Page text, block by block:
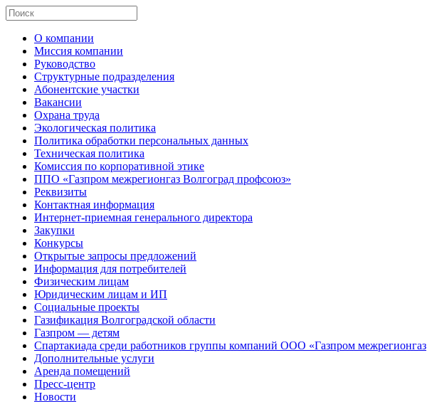
О компании
Миссия компании
Руководство
Структурные подразделения
Абонентские участки
Вакансии
Охрана труда
Экологическая политика
Политика обработки персональных данных
Техническая политика
Комиссия по корпоративной этике
ППО «Газпром межрегионгаз Волгоград профсоюз»
Реквизиты
Контактная информация
Интернет-приемная генерального директора
Закупки
Конкурсы
Открытые запросы предложений
Информация для потребителей
Физическим лицам
Юридическим лицам и ИП
Социальные проекты
Газификация Волгоградской области
Газпром — детям
Спартакиада среди работников группы компаний ООО «Газпром межрегионгаз
Дополнительные услуги
Аренда помещений
Пресс-центр
Новости